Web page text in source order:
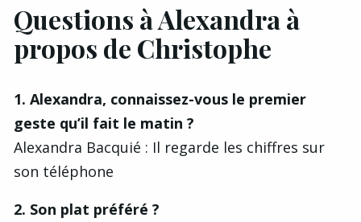
Questions à Alexandra à
propos de Christophe
1. Alexandra, connaissez-vous le premier
geste qu’il fait le matin ?
Alexandra Bacquié : Il regarde les chiffres sur
son téléphone
2. Son plat préféré ?